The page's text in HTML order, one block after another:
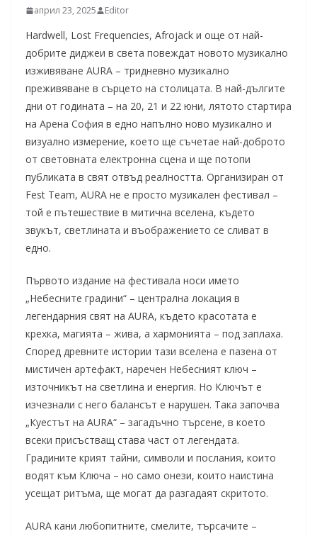
април 23, 2025 Editor
Hardwell, Lost Frequencies, Afrojack и още от най-
добрите диджеи в света повеждат новото музикално
изживяване AURA – тридневно музикално
преживяване в сърцето на столицата. В най-дългите
дни от годината – на 20, 21 и 22 юни, лятото стартира
на Арена София в едно напълно ново музикално и
визуално измерение, което ще съчетае най-доброто
от световната електронна сцена и ще потопи
публиката в свят отвъд реалността. Организиран от
Fest Team, AURA не е просто музикален фестивал –
той е пътешествие в митична вселена, където
звукът, светлината и въображението се сливат в
едно.
Първото издание на фестивала носи името
„Небесните градини“ – централна локация в
легендарния свят на AURA, където красотата е
крехка, магията – жива, а хармонията – под заплаха.
Според древните истории тази вселена е пазена от
мистичен артефакт, наречен Небесният ключ –
източникът на светлина и енергия. Но Ключът е
изчезнали с него балансът е нарушен. Така започва
„Куестът на AURA“ – загадъчно търсене, в което
всеки присъстващ става част от легендата.
Градините крият тайни, символи и послания, които
водят към Ключа – но само онези, които наистина
усещат ритъма, ще могат да разгадаят скритото.
AURA кани любопитните, смелите, търсачите –